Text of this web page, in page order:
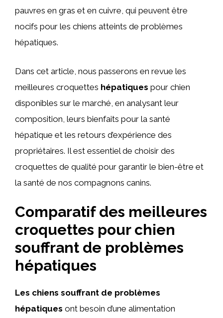
pauvres en gras et en cuivre, qui peuvent être
nocifs pour les chiens atteints de problèmes
hépatiques.
Dans cet article, nous passerons en revue les
meilleures croquettes hépatiques pour chien
disponibles sur le marché, en analysant leur
composition, leurs bienfaits pour la santé
hépatique et les retours d’expérience des
propriétaires. Il est essentiel de choisir des
croquettes de qualité pour garantir le bien-être et
la santé de nos compagnons canins.
Comparatif des meilleures
croquettes pour chien
souffrant de problèmes
hépatiques
Les chiens souffrant de problèmes
hépatiques ont besoin d’une alimentation